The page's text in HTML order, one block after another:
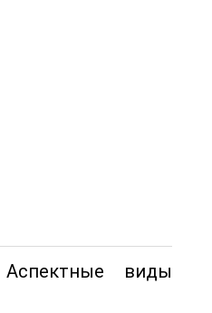
виды